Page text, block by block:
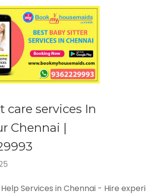
care services In
Chennai |
Services in Chennai - Hire